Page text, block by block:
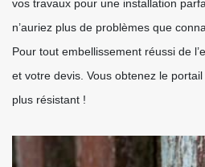
vos travaux pour une installation
n’auriez plus de problèmes que
Pour tout embellissement réussi de
et votre devis. Vous obtenez le
plus résistant !